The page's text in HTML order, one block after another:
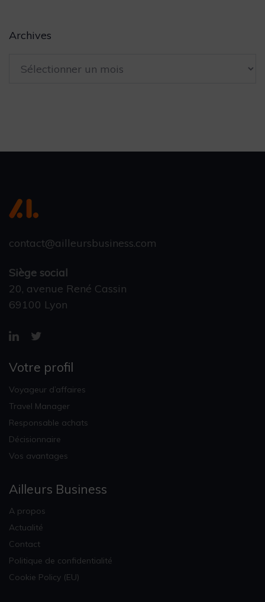
Archives
contact@ailleursbusiness.com
Siège social
20, avenue René Cassin
69100 Lyon
Votre profil
Voyageur d’affaires
Travel Manager
Responsable achats
Décisionnaire
Vos avantages
Ailleurs Business
A propos
Actualité
Contact
Politique de confidentialité
Cookie Policy (EU)